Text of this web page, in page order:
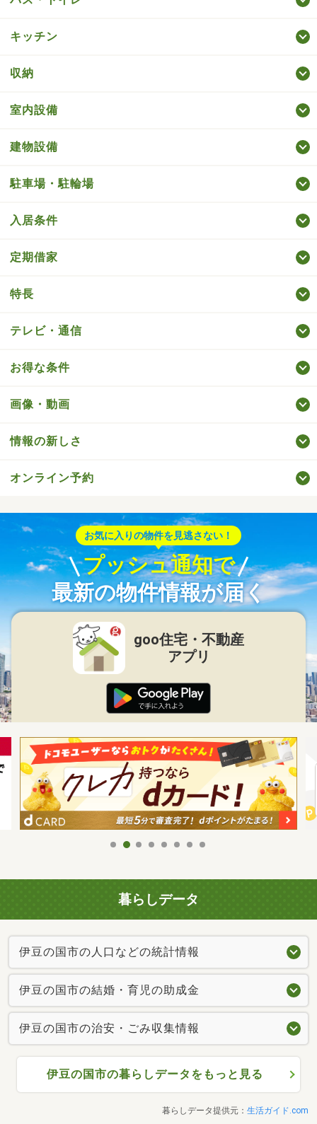
キッチン
収納
室内設備
建物設備
駐車場・駐輪場
入居条件
定期借家
特長
テレビ・通信
お得な条件
画像・動画
情報の新しさ
オンライン予約
お気に入りの物件を見逃さない！
プッシュ通知で
最新の物件情報が届く
goo住宅・不動産
アプリ
暮らしデータ
伊豆の国市の人口などの統計情報
伊豆の国市の結婚・育児の助成金
伊豆の国市の治安・ごみ収集情報
伊豆の国市の暮らしデータをもっと見る
暮らしデータ提供元： 生活ガイド.com